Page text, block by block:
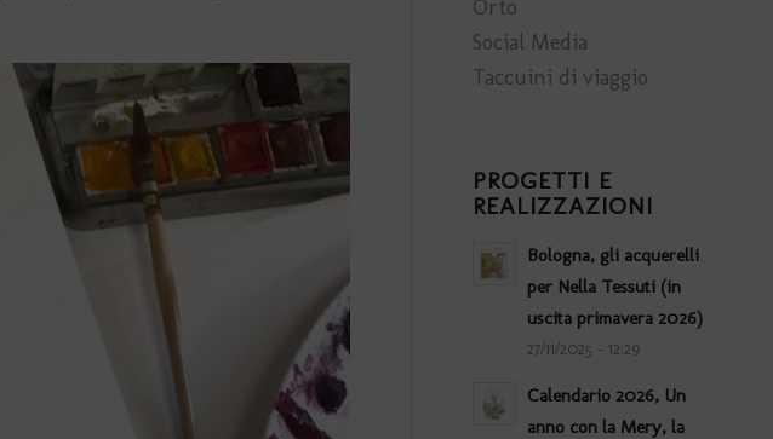
Orto
Social Media
Taccuini di viaggio
PROGETTI E
REALIZZAZIONI
Bologna, gli acquerelli
per Nella Tessuti (in
uscita primavera 2026)
27/11/2025 - 12:29
Calendario 2026, Un
anno con la Mery, la